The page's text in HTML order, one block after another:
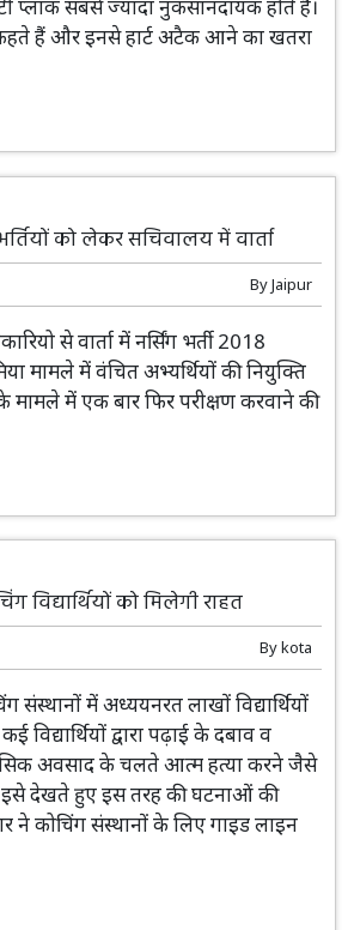
प्लाक तीन तरह के होते हैं। कैल्सिफाइड,
प्लाक सबसे ज्यादा नुकसानदायक होते हैं।
हैं और इनसे हार्ट अटैक आने का खतरा
को लेकर सचिवालय में वार्ता
By
से वार्ता में नर्सिंग भर्ती 2018
विद्यार्थियों को मिलेगी राहत
Bykota
संस्थानों में अध्ययनरत लाखों विद्यार्थियों
विद्यार्थियों द्वारा पढ़ाई के दबाव व
अवसाद के चलते आत्म हत्या करने जैसे
देखते हुए इस तरह की घटनाओं की
ने कोचिंग संस्थानों के लिए गाइड लाइन